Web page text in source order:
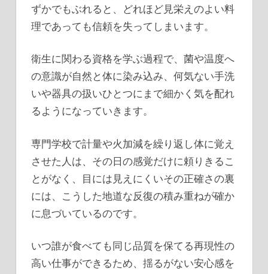
ずかでもぶれると、どれほど見栄えのよい料
理であっても信頼を失ってしまいます。
衛生に関わる資格を学ぶ過程で、菌や温度へ
の意識が自然と体に染み込み、何気ない手洗
いや器具の扱いひとつにまで細かく気を配れ
るようになっていきます。
専門学校で計量や火加減を繰り返し体に覚え
させた人は、その日の感覚だけに頼りきるこ
とがなく、目には見えにくいその正確さの裏
には、こうした地道な反復の積み重ねが確か
に息づいているのです。
いつ誰が食べても同じ品質を保てる再現性の
高い仕事ができるため、揺るがない安心感を